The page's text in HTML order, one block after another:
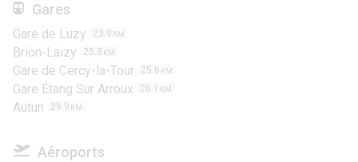
Gares
Gare de Luzy 23.9 KM
Brion-Laizy 25.3 KM
Gare de Cercy-la-Tour 25.6 KM
Gare Étang Sur Arroux 26.1 KM
Autun 29.9 KM
Aéroports